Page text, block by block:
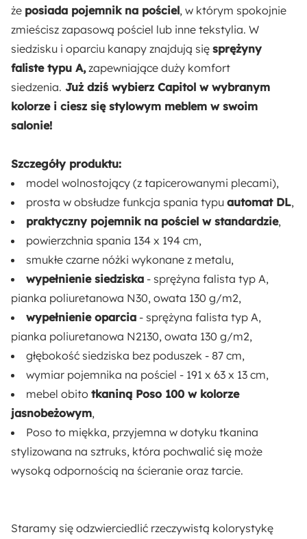
Szerokość powierzchni spania:
134 cm
Liczba miejsc:
3
Rodzaj boków:
Długość powierzchni spania:
Tapicerowany Tył:
Tak
Styl:
Nowoczesny
Funkcja spania:
Tak
Wysokość:
89 cm
Głębokość:
105 cm
250 cm
że posiada pojemnik na pościel, w którym spokojnie
zmieścisz zapasową pościel lub inne tekstylia. W
siedzisku i oparciu kanapy znajdują się sprężyny
faliste typu A, zapewniające duży komfort
siedzenia. Już dziś wybierz Capitol w wybranym
kolorze i ciesz się stylowym meblem w swoim
salonie!
Szczegóły produktu:
model wolnostojący (z tapicerowanymi plecami),
prosta w obsłudze funkcja spania typu automat DL,
praktyczny pojemnik na pościel w standardzie,
powierzchnia spania 134 x 194 cm,
smukłe czarne nóżki wykonane z metalu,
wypełnienie siedziska - sprężyna falista typ A,
pianka poliuretanowa N30, owata 130 g/m2,
wypełnienie oparcia - sprężyna falista typ A,
pianka poliuretanowa N2130, owata 130 g/m2,
głębokość siedziska bez poduszek - 87 cm,
wymiar pojemnika na pościel - 191 x 63 x 13 cm,
mebel obito tkaniną Poso 100 w kolorze
jasnobeżowym,
Poso to miękka, przyjemna w dotyku tkanina
stylizowana na sztruks, która pochwalić się może
wysoką odpornością na ścieranie oraz tarcie.
Staramy się odzwierciedlić rzeczywistą kolorystykę